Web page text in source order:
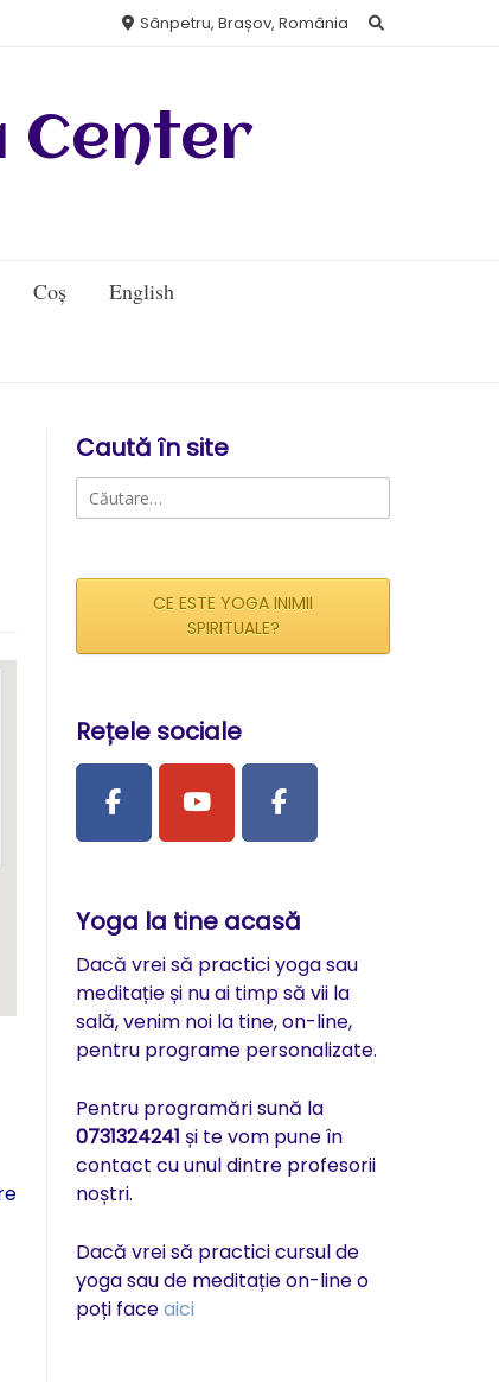
Sânpetru, Brașov, România
Center
Coș English
Caută în site
Caută
după:
CE ESTE YOGA INIMII
SPIRITUALE?
Rețele sociale
Yoga la tine acasă
Dacă vrei să practici yoga sau
meditație și nu ai timp să vii la
sală, venim noi la tine, on-line,
pentru programe personalizate.
Pentru programări sună la
0731324241 și te vom pune în
contact cu unul dintre profesorii
noștri.
Dacă vrei să practici cursul de
yoga sau de meditație on-line o
poți faceaici